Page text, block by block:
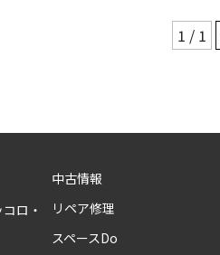
1 / 1
ロ・
中古情報
リペア修理
スペースDo